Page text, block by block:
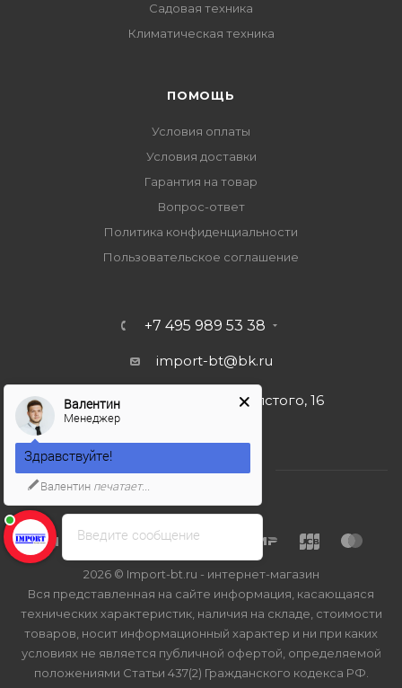
Садовая техника
Климатическая техника
ПОМОЩЬ
Условия оплаты
Условия доставки
Гарантия на товар
Вопрос-ответ
Политика конфиденциальности
Пользовательское соглашение
+7 495 989 53 38
import-bt@bk.ru
г. Москва, ул. Льва Толстого, 16
2026 © Import-bt.ru - интернет-магазин
Вся представленная на сайте информация, касающаяся
технических характеристик, наличия на складе, стоимости
товаров, носит информационный характер и ни при каких
условиях не является публичной офертой, определяемой
положениями Статьи 437(2) Гражданского кодекса РФ.
Введите сообщение
Валентин
Менеджер
Здравствуйте!
Валентин печатает...